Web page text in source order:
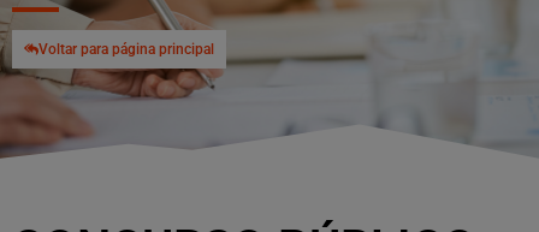
Voltar para página principal